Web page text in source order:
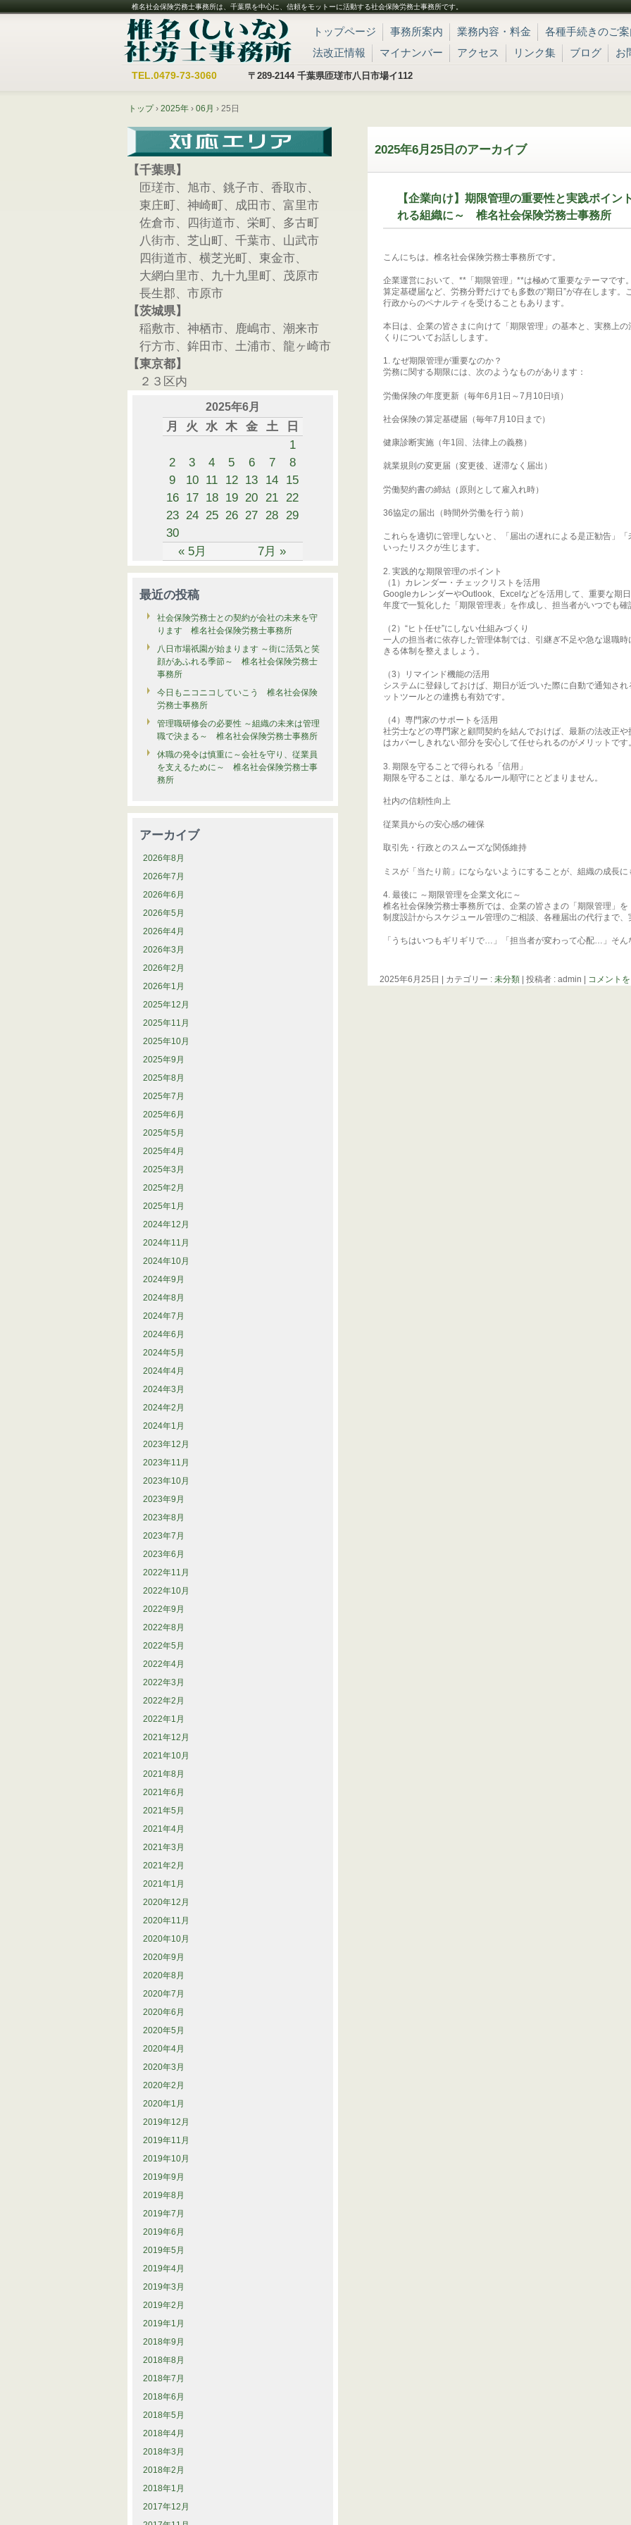
椎名社会保険労務士事務所は、千葉県を中心に、信頼をモットーに活動する社会保険労務士事務所です。
TEL.0479-73-3060 〒289-2144 千葉県匝瑳市八日市場イ112
トップページ 事務所案内 業務内容・料金
各種手続きのご
法改正情報
マイナンバー アクセス リンク集 ブログ お
トップ › 2025年 › 06月 › 25日
2025年6月25日 のアーカイブ
【企業向け】期限管理の重要性と実践ポイン
れる組織に～ 椎名社会保険労務士事務所
こんにちは。椎名社会保険労務士事務所です。
企業運営において、**「期限管理」**は極めて重要なテーマです
算定基礎届など、労務分野だけでも多数の“期日”が存在します
行政からのペナルティを受けることもあります。
本日は、企業の皆さまに向けて「期限管理」の基本と、実務上
くりについてお話しします。
1. なぜ期限管理が重要なのか？
労務に関する期限には、次のようなものがあります：
労働保険の年度更新（毎年6月1日～7月10日頃）
社会保険の算定基礎届（毎年7月10日まで）
健康診断実施（年1回、法律上の義務）
就業規則の変更届（変更後、遅滞なく届出）
労働契約書の締結（原則として雇入れ時）
36協定の届出（時間外労働を行う前）
これらを適切に管理しないと、「届出の遅れによる是正勧告」
いったリスクが生じます。
2. 実践的な期限管理のポイント
（1）カレンダー・チェックリストを活用
GoogleカレンダーやOutlook、Excelなどを活用して、重要な期
年度で一覧化した「期限管理表」を作成し、担当者がいつでも
（2）“ヒト任せ”にしない仕組みづくり
一人の担当者に依存した管理体制では、引継ぎ不足や急な退職
きる体制を整えましょう。
（3）リマインド機能の活用
システムに登録しておけば、期日が近づいた際に自動で通知さ
ットツールとの連携も有効です。
（4）専門家のサポートを活用
社労士などの専門家と顧問契約を結んでおけば、最新の法改正
はカバーしきれない部分を安心して任せられるのがメリットです
3. 期限を守ることで得られる「信用」
期限を守ることは、単なるルール順守にとどまりません。
社内の信頼性向上
従業員からの安心感の確保
取引先・行政とのスムーズな関係維持
ミスが「当たり前」にならないようにすることが、組織の成長
4. 最後に ～期限管理を企業文化に～
椎名社会保険労務士事務所では、企業の皆さまの「期限管理」
制度設計からスケジュール管理のご相談、各種届出の代行まで
「うちはいつもギリギリで…」「担当者が変わって心配…」そ
2025年6月25日 カテゴリー :未分類 |投稿者 : admin コメント
【千葉県】
匝瑳市、旭市、銚子市、香取市、
東庄町、神崎町、成田市、富里市
佐倉市、四街道市、栄町、多古町
八街市、芝山町、千葉市、山武市
四街道市、横芝光町、東金市、
大網白里市、九十九里町、茂原市
長生郡、市原市
【茨城県】
稲敷市、神栖市、鹿嶋市、潮来市
行方市、鉾田市、土浦市、龍ヶ崎市
【東京都】
２３区内
2025年6月
月 火 水 木 金 土 日
« 5月 7月 »
1
2
3 4 5 6 7
8
9
10 11 12 13 14 15
16 17 18 19 20 21 22
23 24 25 26 27 28 29
30
最近の投稿
社会保険労務士との契約が会社の未来を守
ります 椎名社会保険労務士事務所
八日市場祇園が始まります ～街に活気と笑
顔があふれる季節～ 椎名社会保険労務士
事務所
今日もニコニコしていこう 椎名社会保険
労務士事務所
管理職研修会の必要性 ～組織の未来は管理
職で決まる～ 椎名社会保険労務士事務所
休職の発令は慎重に～会社を守り、従業員
を支えるために～ 椎名社会保険労務士事
務所
アーカイブ
2026年8月
2026年7月
2026年6月
2026年5月
2026年4月
2026年3月
2026年2月
2026年1月
2025年12月
2025年11月
2025年10月
2025年9月
2025年8月
2025年7月
2025年6月
2025年5月
2025年4月
2025年3月
2025年2月
2025年1月
2024年12月
2024年11月
2024年10月
2024年9月
2024年8月
2024年7月
2024年6月
2024年5月
2024年4月
2024年3月
2024年2月
2024年1月
2023年12月
2023年11月
2023年10月
2023年9月
2023年8月
2023年7月
2023年6月
2022年11月
2022年10月
2022年9月
2022年8月
2022年5月
2022年4月
2022年3月
2022年2月
2022年1月
2021年12月
2021年10月
2021年8月
2021年6月
2021年5月
2021年4月
2021年3月
2021年2月
2021年1月
2020年12月
2020年11月
2020年10月
2020年9月
2020年8月
2020年7月
2020年6月
2020年5月
2020年4月
2020年3月
2020年2月
2020年1月
2019年12月
2019年11月
2019年10月
2019年9月
2019年8月
2019年7月
2019年6月
2019年5月
2019年4月
2019年3月
2019年2月
2019年1月
2018年9月
2018年8月
2018年7月
2018年6月
2018年5月
2018年4月
2018年3月
2018年2月
2018年1月
2017年12月